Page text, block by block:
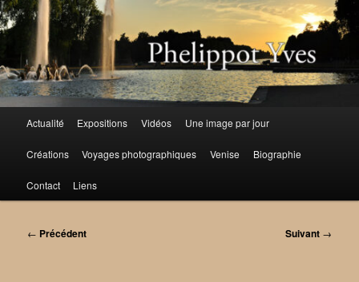
Aller
au
contenu
principal
Actualité Expositions Vidéos Une image par jour
Créations Voyages photographiques Venise Biographie
Contact Liens
Navigation
← Précédent Suivant →